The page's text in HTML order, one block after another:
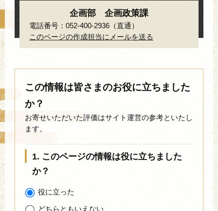
企画部 企画政策課
電話番号：052-400-2936（直通）
このページの作成担当にメールを送る
この情報は皆さまのお役に立ちました
か？
お寄せいただいた評価はサイト運営の参考といたし
ます。
1. このページの情報は役に立ちました
か？
役に立った
どちらともいえない